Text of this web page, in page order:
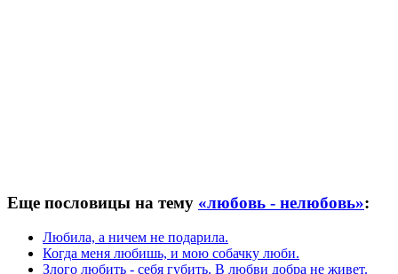
Еще пословицы на тему «любовь - нелюбовь»:
Любила, а ничем не подарила.
Когда меня любишь, и мою собачку люби.
Злого любить - себя губить. В любви добра не живет.